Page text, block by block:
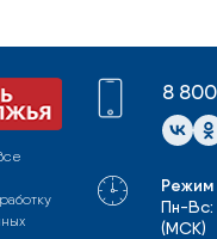
8
Пн-
(МСК)